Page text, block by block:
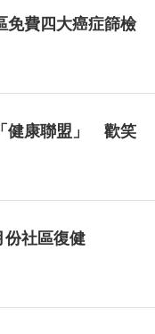
免費四大癌症篩檢
健康聯盟」 歡笑
份社區復健